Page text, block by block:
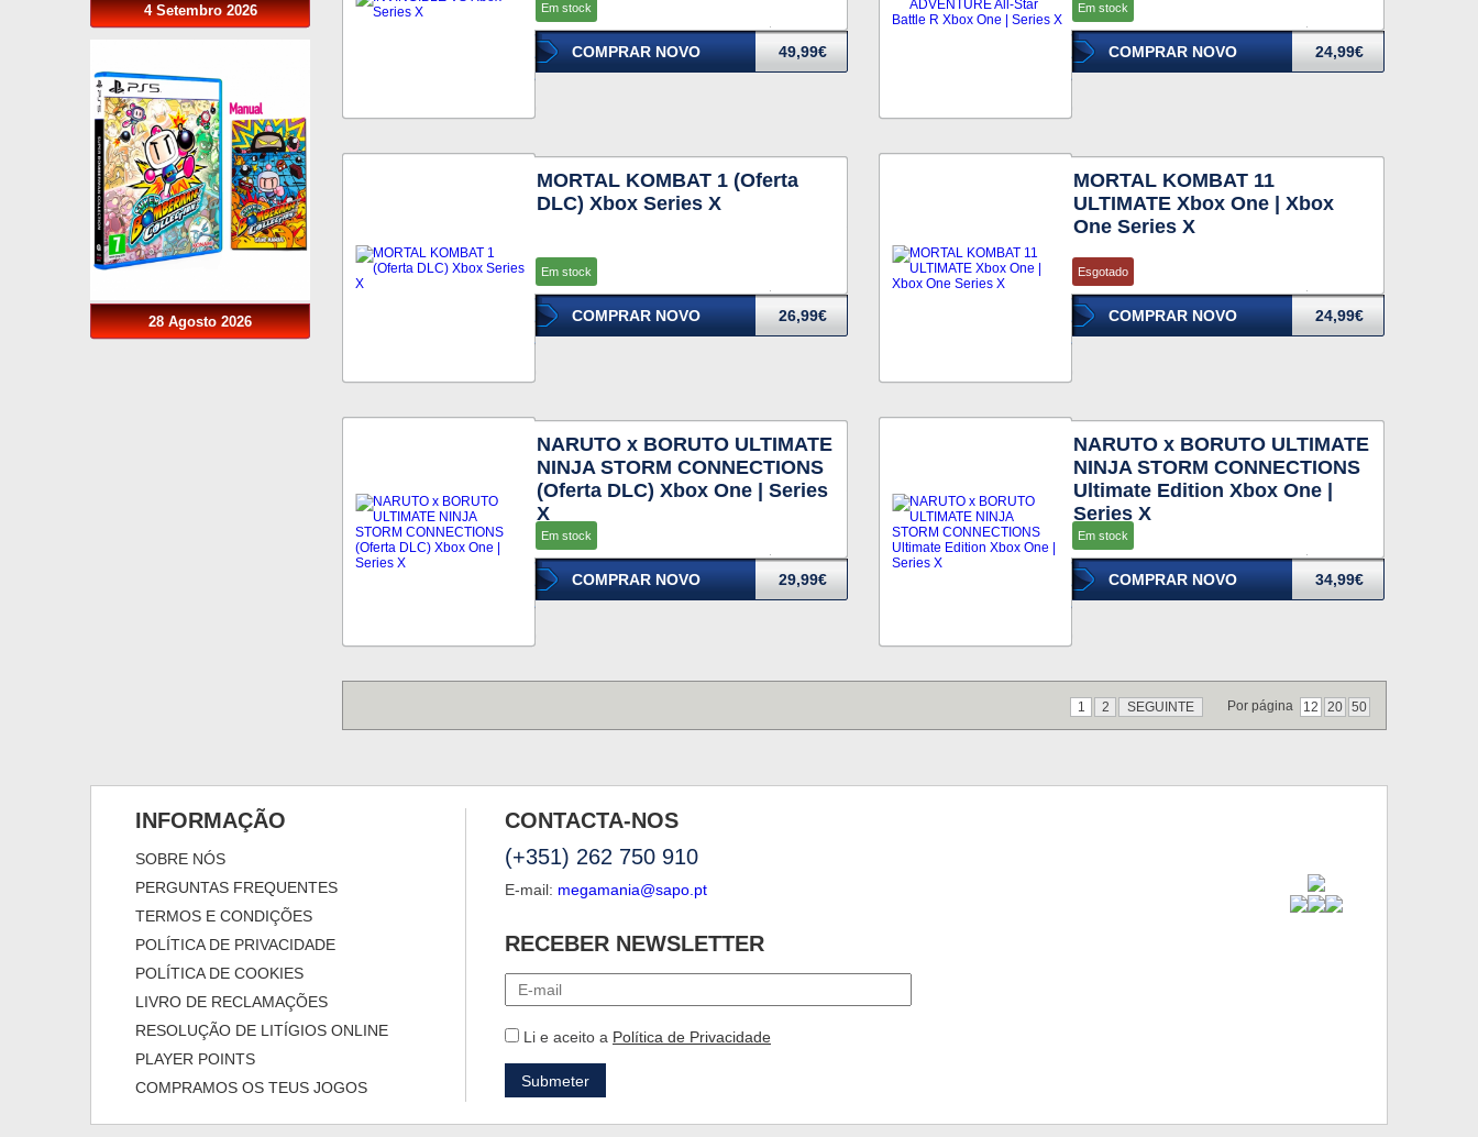
4 Setembro 2026
28 Agosto 2026
Em stock
COMPRAR NOVO 49,99€
Em stock
COMPRAR NOVO 24,99€
MORTAL KOMBAT 1 (Oferta
DLC) Xbox Series X
Em stock
COMPRAR NOVO 26,99€
MORTAL KOMBAT 11
ULTIMATE Xbox One | Xbox
One Series X
Esgotado
COMPRAR NOVO 24,99€
NARUTO x BORUTO ULTIMATE
NINJA STORM CONNECTIONS
(Oferta DLC) Xbox One | Series
X
Em stock
COMPRAR NOVO 29,99€
NARUTO x BORUTO ULTIMATE
NINJA STORM CONNECTIONS
Ultimate Edition Xbox One |
Series X
Em stock
COMPRAR NOVO 34,99€
1 2 SEGUINTE Por página 12 20 50
INFORMAÇÃO
SOBRE NÓS
PERGUNTAS FREQUENTES
TERMOS E CONDIÇÕES
POLÍTICA DE PRIVACIDADE
POLÍTICA DE COOKIES
LIVRO DE RECLAMAÇÕES
RESOLUÇÃO DE LITÍGIOS ONLINE
PLAYER POINTS
COMPRAMOS OS TEUS JOGOS
CONTACTA-NOS
(+351) 262 750 910
E-mail: megamania@sapo.pt
RECEBER NEWSLETTER
Li e aceito a Política de Privacidade